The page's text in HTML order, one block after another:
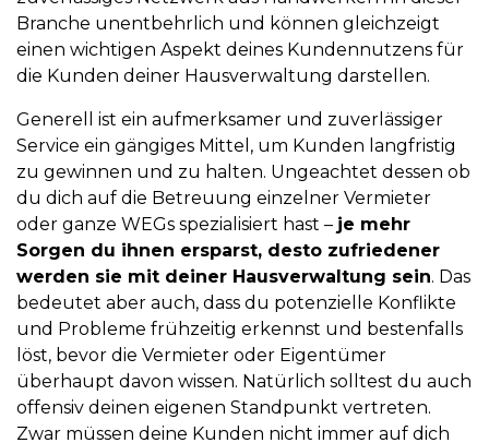
Branche unentbehrlich und können gleichzeigt
einen wichtigen Aspekt deines Kundennutzens für
die Kunden deiner Hausverwaltung darstellen.
Generell ist ein aufmerksamer und zuverlässiger
Service ein gängiges Mittel, um Kunden langfristig
zu gewinnen und zu halten. Ungeachtet dessen ob
du dich auf die Betreuung einzelner Vermieter
oder ganze WEGs spezialisiert hast – je mehr
Sorgen du ihnen ersparst, desto zufriedener
werden sie mit deiner Hausverwaltung sein. Das
bedeutet aber auch, dass du potenzielle Konflikte
und Probleme frühzeitig erkennst und bestenfalls
löst, bevor die Vermieter oder Eigentümer
überhaupt davon wissen. Natürlich solltest du auch
offensiv deinen eigenen Standpunkt vertreten.
Zwar müssen deine Kunden nicht immer auf dich